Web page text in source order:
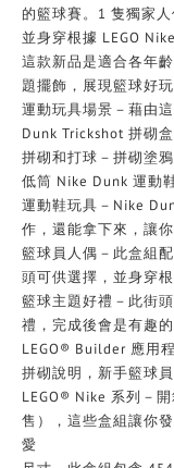
的籃球賽。1 隻獨家
並身穿根據 LEGO
這款新品是適合各年
題擺飾，展現籃球好
運動玩具場景－藉由
Dunk Trickshot 拼砌
拼砌和打球－拼砌塗
低筒 Nike Dunk 運動
運動鞋玩具－Nike
作，還能拿下來，讓
籃球員人偶－此盒組
頭可供選擇，並身穿
籃球主題好禮－此街
禮，完成後會是有趣
LEGO® Builder 應用
拼砌說明，新手籃球
LEGO® Nike 系列－
售），這些盒組讓你
愛